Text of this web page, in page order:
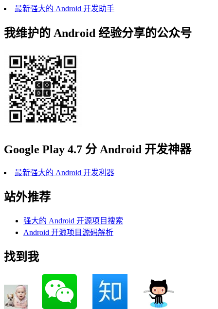
最新强大的 Android 开发助手
我维护的 Android 经验分享的公众号
Google Play 4.7 分 Android 开发神器
最新强大的 Android 开发利器
站外推荐
强大的 Android 开源项目搜索
Android 开源项目源码解析
找到我